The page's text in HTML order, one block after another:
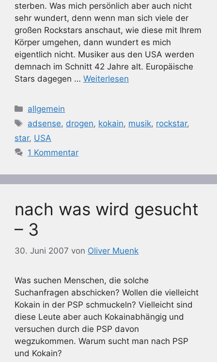
sterben. Was mich persönlich aber auch nicht
sehr wundert, denn wenn man sich viele der
großen Rockstars anschaut, wie diese mit Ihrem
Körper umgehen, dann wundert es mich
eigentlich nicht. Musiker aus den USA werden
demnach im Schnitt 42 Jahre alt. Europäische
Stars dagegen … Weiterlesen
Kategorien
allgemein
Schlagwörter
adsense, drogen, kokain, musik, rockstar,
star, USA
1 Kommentar
nach was wird gesucht
– 3
30. Juni 2007 von Oliver Muenk
Was suchen Menschen, die solche
Suchanfragen abschicken? Wollen die vielleicht
Kokain in der PSP schmuckeln? Vielleicht sind
diese Leute aber auch Kokainabhängig und
versuchen durch die PSP davon
wegzukommen. Warum sucht man nach PSP
und Kokain?